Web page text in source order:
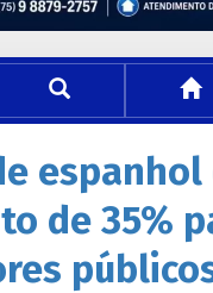
de 35%